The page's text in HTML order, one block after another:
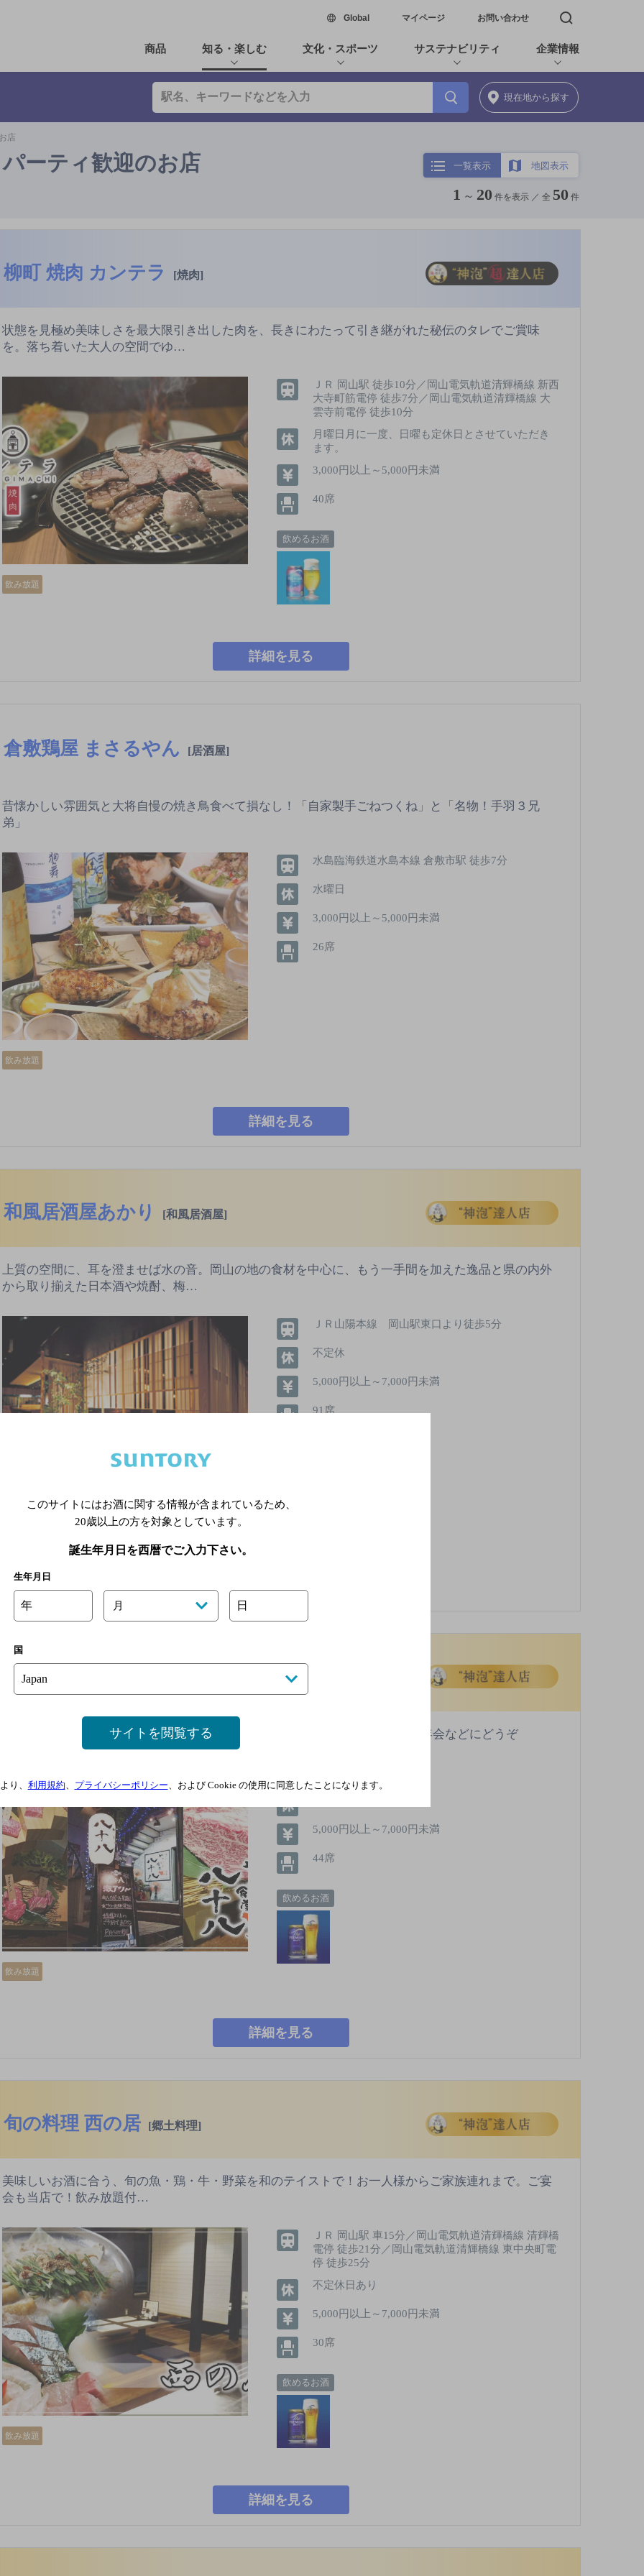
Global新しいウィンドウで開く
マイページ お問い合わせ 検索窓を開く
商品 知る・楽しむ 文化・スポーツ サステナビリティ 企業情報
現在地から探す
店
ーティ歓迎のお店 一覧表示 地図表示
1 ～ 20 件を表示 ／ 全 50 件
柳町 焼肉 カンテラ [焼肉]
状態を見極め美味しさを最大限引き出した肉を、長きにわたって引き継がれた秘伝のタレでご賞味
を。落ち着いた大人の空間でゆ…
飲み放題
ＪＲ 岡山駅 徒歩10分／岡山電気軌道清輝橋線 新西
大寺町筋電停 徒歩7分／岡山電気軌道清輝橋線 大
雲寺前電停 徒歩10分
月曜日月に一度、日曜も定休日とさせていただき
ます。
3,000円以上～5,000円未満
40席
飲めるお酒
詳細を見る
倉敷鶏屋 まさるやん [居酒屋]
昔懐かしい雰囲気と大将自慢の焼き鳥食べて損なし！「自家製手ごねつくね」と「名物！手羽３兄
弟」
飲み放題
水島臨海鉄道水島本線 倉敷市駅 徒歩7分
水曜日
3,000円以上～5,000円未満
26席
詳細を見る
和風居酒屋あかり [和風居酒屋]
上質の空間に、耳を澄ませば水の音。岡山の地の食材を中心に、もう一手間を加えた逸品と県の内外
から取り揃えた日本酒や焼酎、梅…
個室あり
ＪＲ山陽本線 岡山駅東口より徒歩5分
不定休
5,000円以上～7,000円未満
91席
津山やきにく食堂 八十八（ヤソハチ）
厳選した希少部位やA5ランクの松坂牛をリーズナブルにご提供。忘年会・新年会などにどうぞ
飲み放題
5,000円以上～7,000円未満
44席
飲めるお酒
詳細を見る
旬の料理 西の居 [郷土料理]
美味しいお酒に合う、旬の魚・鶏・牛・野菜を和のテイストで！お一人様からご家族連れまで。ご宴
会も当店で！飲み放題付…
飲み放題
ＪＲ 岡山駅 車15分／岡山電気軌道清輝橋線 清輝橋
電停 徒歩21分／岡山電気軌道清輝橋線 東中央町電
停 徒歩25分
不定休日あり
5,000円以上～7,000円未満
30席
飲めるお酒
詳細を見る
このサイトにはお酒に関する情報が含まれているため、
20歳以上の方を対象としています。
誕生年月日を西暦でご入力下さい。
生年月日
年 月 日
国
サイトを閲覧する
り、 利用規約、 プライバシーポリシー、および Cookie の使用に同意したことになります。